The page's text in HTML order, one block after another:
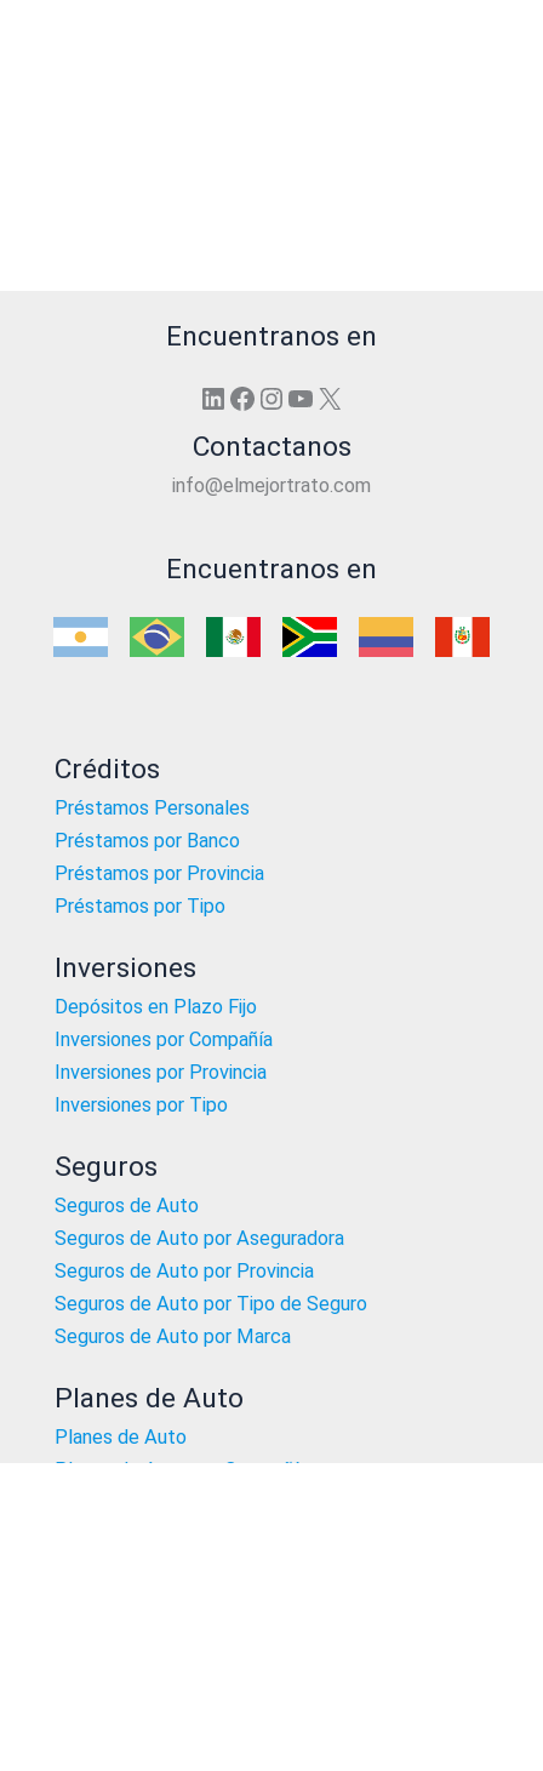
Encuentranos en
LinkedIn
Facebook
Instagram
YouTube
X
Contactanos
info@elmejortrato.com
Encuentranos en
Créditos
Préstamos Personales
Préstamos por Banco
Préstamos por Provincia
Préstamos por Tipo
Inversiones
Depósitos en Plazo Fijo
Inversiones por Compañía
Inversiones por Provincia
Inversiones por Tipo
Seguros
Seguros de Auto
Seguros de Auto por Aseguradora
Seguros de Auto por Provincia
Seguros de Auto por Tipo de Seguro
Seguros de Auto por Marca
Planes de Auto
Planes de Auto
Planes de Auto por Compañía